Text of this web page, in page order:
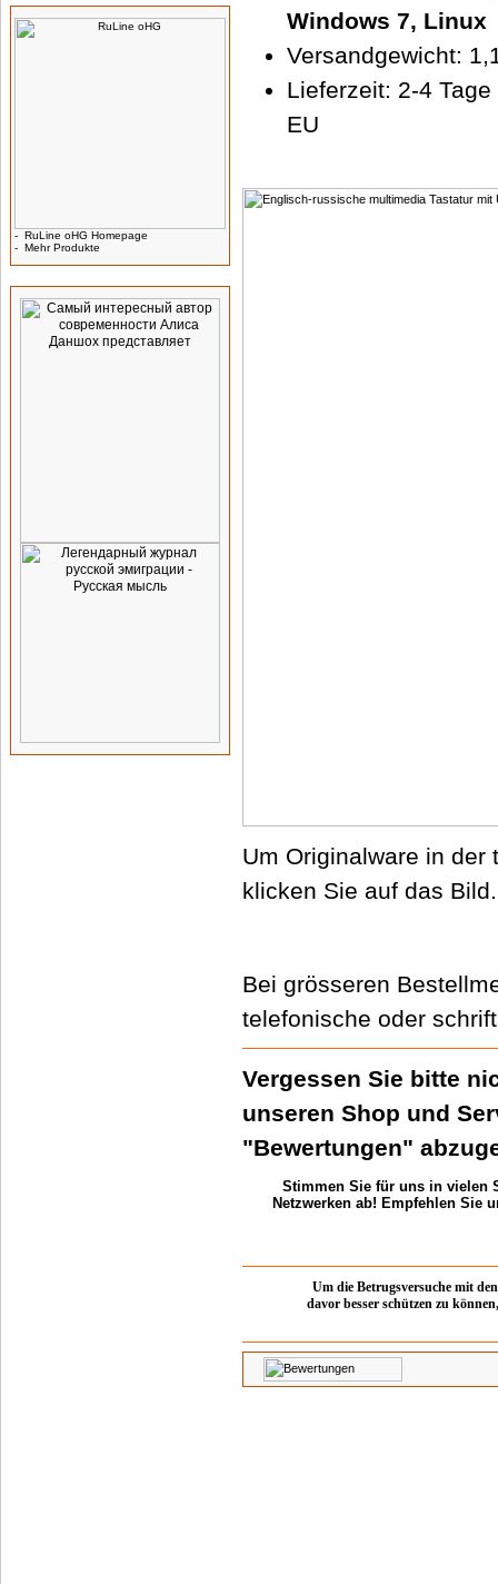
- RuLine oHG Homepage
- Mehr Produkte
Windows 7, Linux
Versandgewicht:
Lieferzeit: 2-4
EU
Um Originalware in
klicken Sie auf das Bild.
Bei grösseren
telefonische oder
Vergessen Sie bitte
unseren Shop und
"Bewertungen"
Stimmen Sie für uns in vielen
Netzwerken ab! Empfehlen Sie
Um die Betrugsversuche mit
davor besser schützen zu